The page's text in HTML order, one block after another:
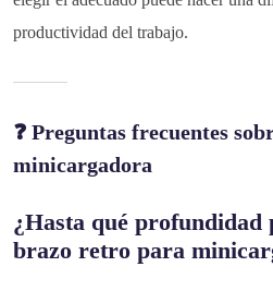
productividad del trabajo.
❓ Preguntas frecuentes
minicargadora
¿Hasta qué profundidad
brazo retro para